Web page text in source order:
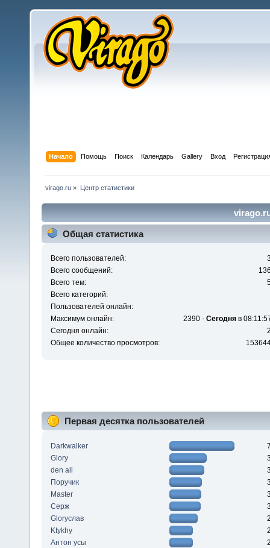
Начало Помощь Поиск Календарь Gallery Вход
virago.ru » Центр статистики
Общая статистика
Всего пользователей:
Всего сообщений:
Всего тем:
Всего категорий:
Пользователей онлайн:
Максимум онлайн:
2390 - Сегодняв
Сегодня онлайн:
Общее количество просмотров:
Первая десятка пользователей
Darkwalker
Glory
den all
Поручик
Master
Серж
Gloryслав
Ktykhy
Антон усы